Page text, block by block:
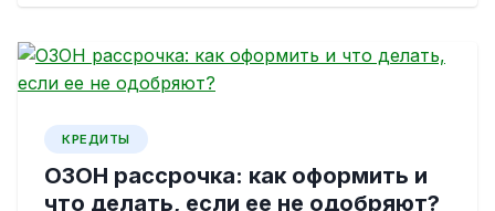
КРЕДИТЫ
ОЗОН рассрочка: как оформить и
что делать, если ее не одобряют?